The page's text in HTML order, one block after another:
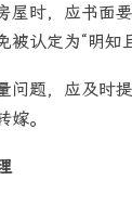
屋时，应书面
认定为“明知
问题，应及时
。